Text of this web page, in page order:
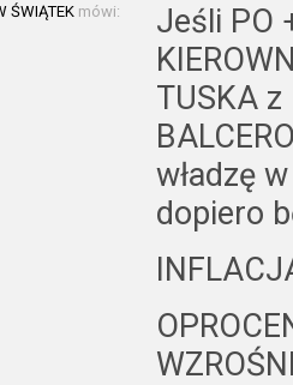
ŚWIĄTEK mówi:
Jeśli PO
TUSKA
władzę
dopiero